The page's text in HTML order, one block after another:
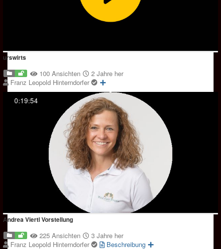
urswirts
100 Ansichten
2 Jahre her
Franz Leopold Hinterndorfer
0:19:54
Andrea Viertl Vorstellung
225 Ansichten
3 Jahre her
Franz Leopold Hinterndorfer
Beschreibung